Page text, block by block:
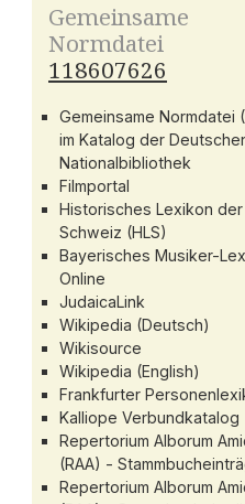
Gemeinsame
Normdatei
118607626
Gemeinsame Normdatei
im Katalog der
Nationalbibliothek
Filmportal
Historisches Lexikon der
Schweiz (HLS)
Bayerisches Musiker-
Online
JudaicaLink
Wikipedia (Deutsch)
Wikisource
Wikipedia (English)
Frankfurter
Kalliope Verbundkatalog
Repertorium Alborum
(RAA) -
Repertorium Alborum